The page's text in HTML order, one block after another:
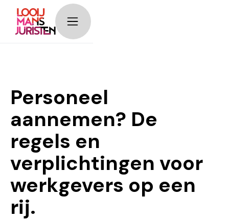
block
Personeel
aannemen? De
regels en
verplichtingen voor
werkgevers op een
rij.